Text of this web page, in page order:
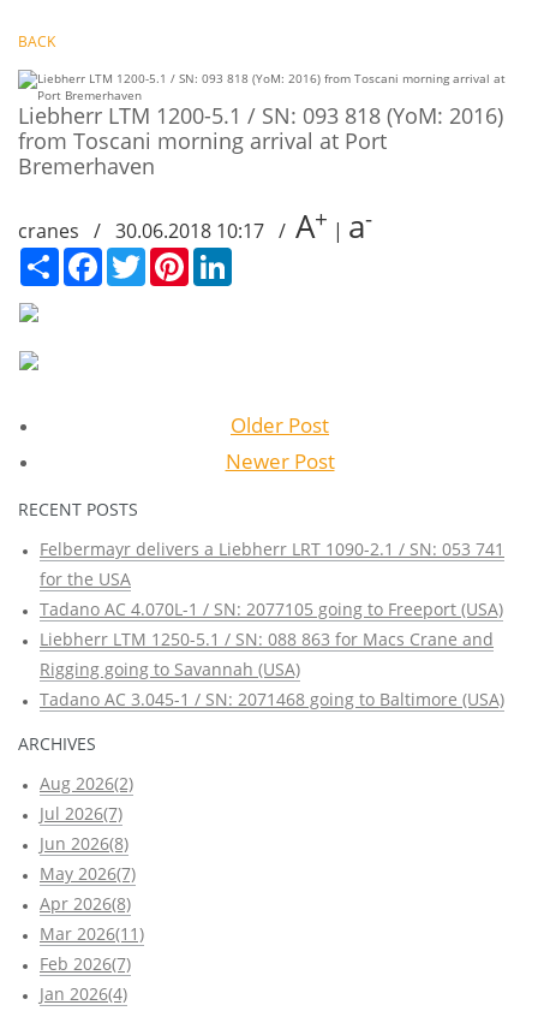
BACK
Liebherr LTM 1200-5.1 / SN: 093 818 (YoM: 2016)
from Toscani morning arrival at Port
Bremerhaven
cranes / 30.06.2018 10:17 / A+ | a-
Сподели FacebookTwitter Pinterest
Older Post
Newer Post
RECENT POSTS
Felbermayr delivers a Liebherr LRT 1090-2.1 / SN: 053 741
for the USA
Tadano AC 4.070L-1 / SN: 2077105 going to Freeport (USA)
Liebherr LTM 1250-5.1 / SN: 088 863 for Macs Crane and
Rigging going to Savannah (USA)
Tadano AC 3.045-1 / SN: 2071468 going to Baltimore (USA)
ARCHIVES
Aug 2026(2)
Jul 2026(7)
Jun 2026(8)
May 2026(7)
Apr 2026(8)
Mar 2026(11)
Feb 2026(7)
Jan 2026(4)